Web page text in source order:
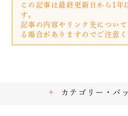
この記事は最終更新日から1年
す。
記事の内容やリンク先につい
る場合がありますのでご注意く
カテゴリー・バ